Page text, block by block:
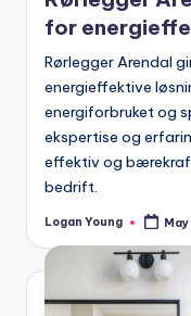
for
Rørlegger Arendal
energieffektive
energiforbruket og
ekspertise og
effektiv og
bedrift.
Posted
Logan Young